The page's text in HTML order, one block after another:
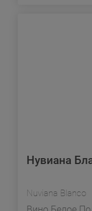
Нувиана
Nuviana Blanco